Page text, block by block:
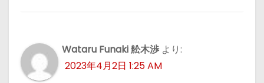
Wataru Funaki 舩木渉 より:
2023年4月2日 1:25 AM